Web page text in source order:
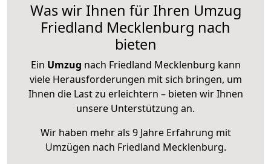
Was wir Ihnen für Ihren Umzug
Friedland Mecklenburg nach
bieten
Ein Umzug nach Friedland Mecklenburg kann
viele Herausforderungen mit sich bringen, um
Ihnen die Last zu erleichtern – bieten wir Ihnen
unsere Unterstützung an.
Wir haben mehr als 9 Jahre Erfahrung mit
Umzügen nach Friedland Mecklenburg.